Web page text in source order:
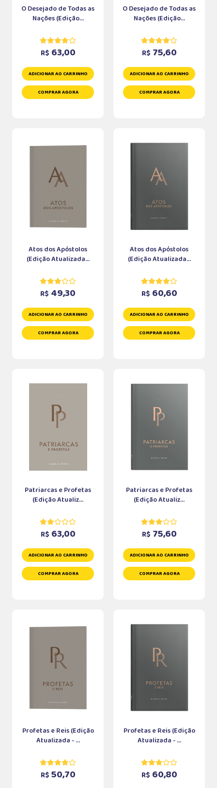
O Desejado de Todas as
Nações (Edição...
R$ 63,00
ADICIONAR AO CARRINHO
COMPRAR AGORA
O Desejado de Todas as
Nações (Edição...
R$ 75,60
ADICIONAR AO CARRINHO
COMPRAR AGORA
Atos dos Apóstolos
(Edição Atualizada...
R$ 49,30
ADICIONAR AO CARRINHO
COMPRAR AGORA
Atos dos Apóstolos
(Edição Atualizada...
R$ 60,60
ADICIONAR AO CARRINHO
COMPRAR AGORA
Patriarcas e Profetas
(Edição Atualiz...
R$ 63,00
ADICIONAR AO CARRINHO
COMPRAR AGORA
Patriarcas e Profetas
(Edição Atualiz...
R$ 75,60
ADICIONAR AO CARRINHO
COMPRAR AGORA
Profetas e Reis (Edição
Atualizada - ...
R$ 50,70
Profetas e Reis (Edição
Atualizada - ...
R$ 60,80